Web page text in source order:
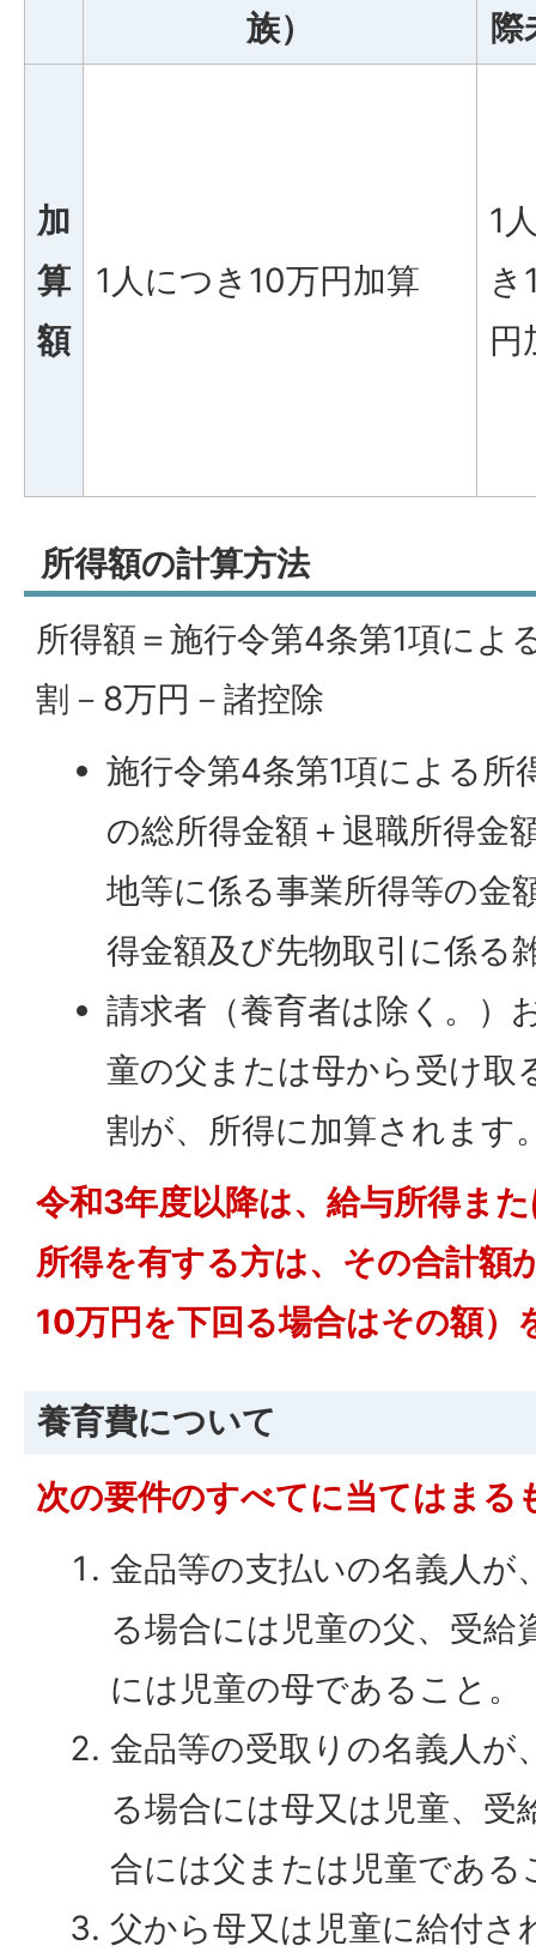
族）
際
加
算
額
1人につき10万円加算
1
き
円
所得額の計算方法
所得額＝施行令第4条第1項によ
割－8万円－諸控除
施行令第4条第1項による所
の総所得金額＋退職所得金
地等に係る事業所得等の金
得金額及び先物取引に係る
請求者（養育者は除く。）
童の父または母から受け取
割が、所得に加算されます
令和3年度以降は、給与所得ま
所得を有する方は、その合計額
10万円を下回る場合はその額）
養育費について
次の要件のすべてに当てはまる
金品等の支払いの名義人が
る場合には児童の父、受給
には児童の母であること。
金品等の受取りの名義人が
る場合には母又は児童、受
合には父または児童である
父から母又は児童に給付さ